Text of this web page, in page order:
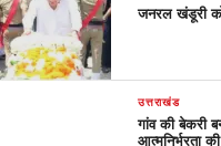
जनरल खंडूरी
उत्तराखंड
गांव की बेकरी
आत्मनिर्भरता